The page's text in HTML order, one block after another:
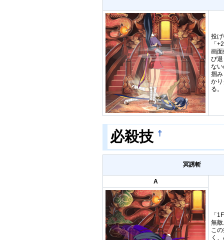
投
「
画
び
な
掴
か
る。
必殺技 †
冥誘斬
A
「
無敵
こ
く